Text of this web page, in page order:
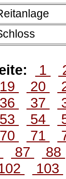
1
19 20
36 37
53 54
70 71
87
88
103